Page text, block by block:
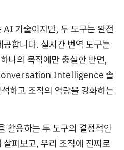
AI 기술이지만, 두 도구는 완전
합니다. 실시간 번역 도구는
나의 목적에만 충실한 반면,
Intelligence 솔
하고 조직의 역량을 강화하는
활용하는 두 도구의 결정적인
펴보고, 우리 조직에 진짜로